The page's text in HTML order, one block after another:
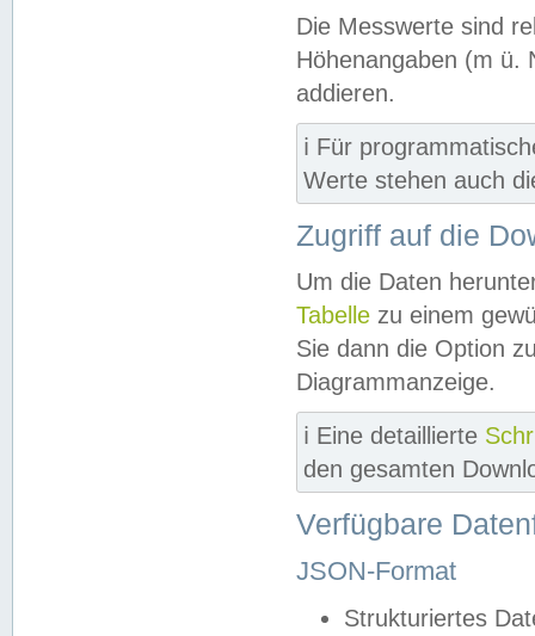
Die Messwerte sind
Höhenangaben (m ü.
addieren.
ℹ️ Für
Werte stehen auch
Zugriff auf die
Um die Daten
Tabelle zu einem
Sie dann die Option
Diagrammanzeige.
ℹ️ Eine detaillierte
den gesamten
Verfügbare
JSON-Format
Strukturiertes